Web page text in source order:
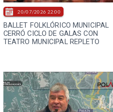
BALLET FOLKLÓRICO MUNICIPAL
CERRÓ CICLO DE GALAS CON
TEATRO MUNICIPAL REPLETO
20/07/2026 22:00